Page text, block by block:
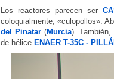
Los reactores parecen ser
coloquialmente, «culopollos».
del Pinatar(Murcia). También,
de hélice ENAER T-35C -